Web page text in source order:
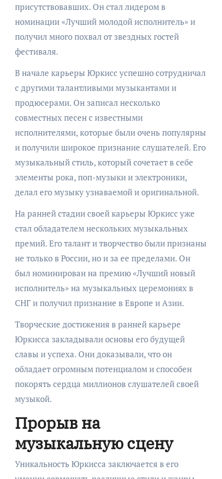
присутствовавших. Он стал лидером в
номинации «Лучший молодой исполнитель» и
получил много похвал от звездных гостей
фестиваля.
В начале карьеры Юркисс успешно сотрудничал
с другими талантливыми музыкантами и
продюсерами. Он записал несколько
совместных песен с известными
исполнителями, которые были очень популярны
и получили широкое признание слушателей. Его
музыкальный стиль, который сочетает в себе
элементы рока, поп-музыки и электроники,
делал его музыку узнаваемой и оригинальной.
На ранней стадии своей карьеры Юркисс уже
стал обладателем нескольких музыкальных
премий. Его талант и творчество были признаны
не только в России, но и за ее пределами. Он
был номинирован на премию «Лучший новый
исполнитель» на музыкальных церемониях в
СНГ и получил признание в Европе и Азии.
Творческие достижения в ранней карьере
Юркисса закладывали основы его будущей
славы и успеха. Они доказывали, что он
обладает огромным потенциалом и способен
покорять сердца миллионов слушателей своей
музыкой.
Прорыв на
музыкальную сцену
Уникальность Юркисса заключается в его